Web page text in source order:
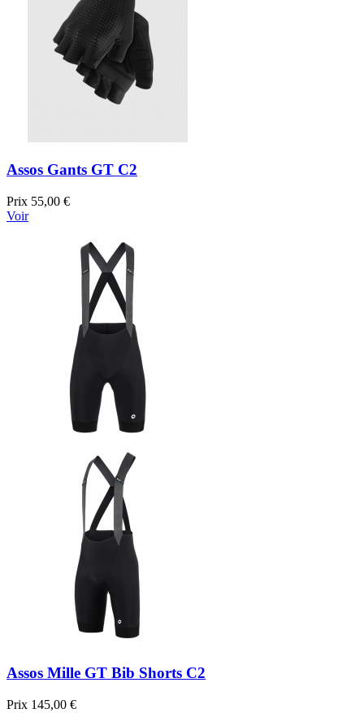
Assos Gants GT C2
Prix 55,00 €
Voir
Assos Mille GT Bib Shorts C2
Prix 145,00 €